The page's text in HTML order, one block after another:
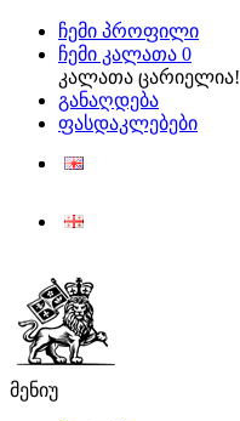
ჩემი პროფილი
ჩემი კალათა 0
კალათა ცარიელია!
განაღდება
ფასდაკლებები
მენიუ